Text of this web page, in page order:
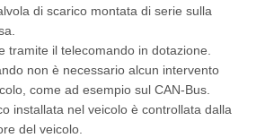
di scarico montata di serie sulla
tramite il telecomando in dotazione.
non è necessario alcun intervento
come ad esempio sul CAN-Bus.
installata nel veicolo è controllata dalla
del veicolo.